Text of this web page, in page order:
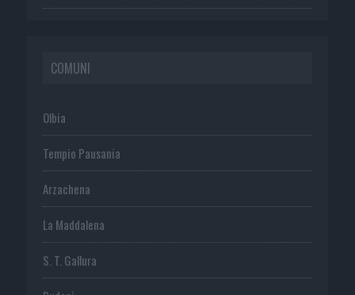
COMUNI
Olbia
Tempio Pausania
Arzachena
La Maddalena
S. T. Gallura